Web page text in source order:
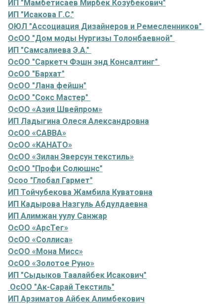
ИП "Мамбетисаев Мирбек Козубекович"
ИП "Исакова Г.С."
ОЮЛ "Ассоциация Дизайнеров и Ремесленников"
ОсОО "Дом моды Нургизы Толонбаевной"
ИП "Самсалиева Э.А."
ОсОО "Саркетч Фэшн энд Консалтинг"
ОсОО "Бархат"
ОсОО "Лана фейшн"
ОсОО "Сокс Мастер"
ОсОО «Азия Швейпром»
ИП Ладыгина Олеся Александровна
ОсОО «САВВА»
ОсОО «КАНАТО»
ОсОО «Зилан Эверсун текстиль»
ОсОО "Профи Солюшнс"
Осоо "Глобал Гармет"
ИП Тойчубекова Жамбила Куватовна
ИП Кадырова Назгуль Абдулдаевна
ИП Алимжан уулу Санжар
ОсОО «АрсТег»
ОсОО «Соллиса»
ОсОО «Мона Мисс»
ОсОО «Золотое Руно»
ИП "Сыдыков Таалайбек Исакович"
ОсОО "Ак-Сарай Текстиль"
ИП Арзиматов Айбек Алимбекович